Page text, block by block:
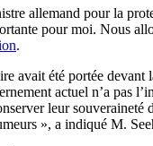
allemand pour la
pour moi. Nous
.
avait été portée
actuel n’a pas
leur
», a indiqué M.